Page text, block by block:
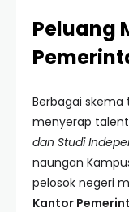
Peluang
Berbagai
menyerap
dan Studi
naungan
pelosok negeri
Kantor